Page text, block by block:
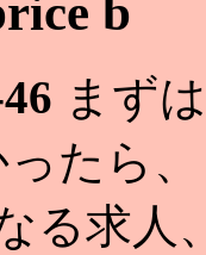
b
まず
ったら
る求